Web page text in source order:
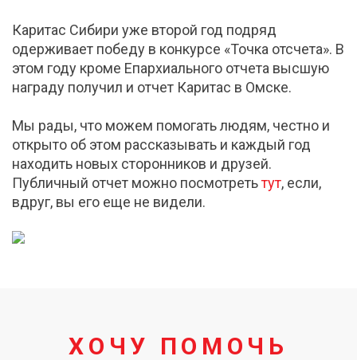
Каритас Сибири уже второй год подряд
одерживает победу в конкурсе «Точка отсчета». В
этом году кроме Епархиального отчета высшую
награду получил и отчет Каритас в Омске.
Мы рады, что можем помогать людям, честно и
открыто об этом рассказывать и каждый год
находить новых сторонников и друзей.
Публичный отчет можно посмотретьтут, если,
вдруг, вы его еще не видели.
ХОЧУ ПОМОЧЬ